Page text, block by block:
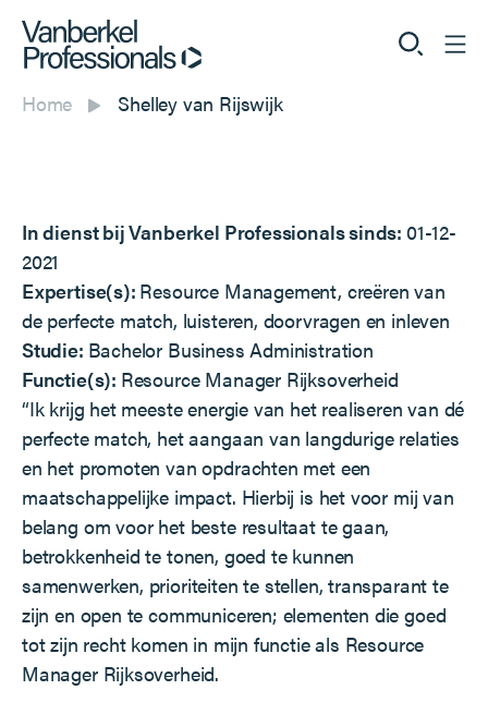
Professionals
Dienstverlening
Over ons
Vacatures
Home Shelley van Rijswijk
In dienst bij Vanberkel Professionals sinds: 01-12-
2021
Expertise(s): Resource Management, creëren van
de perfecte match, luisteren, doorvragen en inleven
Studie: Bachelor Business Administration
Functie(s): Resource Manager Rijksoverheid
“Ik krijg het meeste energie van het realiseren van dé
perfecte match, het aangaan van langdurige relaties
en het promoten van opdrachten met een
maatschappelijke impact. Hierbij is het voor mij van
belang om voor het beste resultaat te gaan,
betrokkenheid te tonen, goed te kunnen
samenwerken, prioriteiten te stellen, transparant te
zijn en open te communiceren; elementen die goed
tot zijn recht komen in mijn functie als Resource
Manager Rijksoverheid.